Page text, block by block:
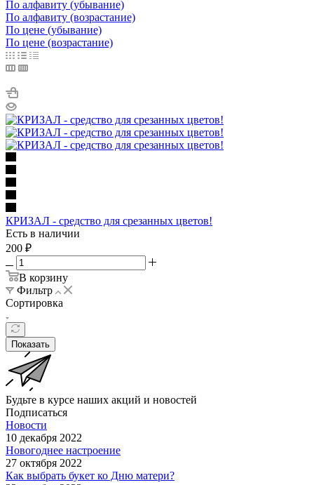
По алфавиту (убывание)
По алфавиту (возрастание)
По цене (убывание)
По цене (возрастание)
КРИЗАЛ - средство для срезанных цветов!
Есть в наличии
200 ₽
В корзину
Фильтр
Сортировка
Показать
Будьте в курсе наших акций и новостей
Подписаться
Новости
10 декабря 2022
Новогоднее настроение
27 октября 2022
Как выбрать букет ко Дню матери?